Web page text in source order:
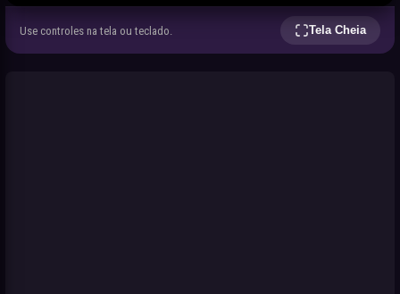
Use controles na tela ou teclado. Tela Cheia